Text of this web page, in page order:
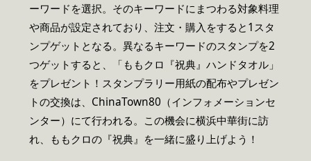
ーワードを選択。そのキーワードにまつわる対象料理
や商品が設定されており、注文・購入をすると1スタ
ンプゲットとなる。異なるキーワードのスタンプを2
つゲットすると、「ももクロ『祝典』ハンドタオル」
をプレゼント！スタンプラリー用紙の配布やプレゼン
トの交換は、ChinaTown80（インフォメーションセ
ンター）にて行われる。この機会に横浜中華街に訪
れ、ももクロの『祝典』を一緒に盛り上げよう！